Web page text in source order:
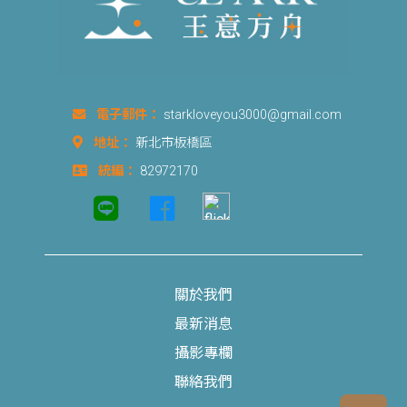
電子郵件： starkloveyou3000@gmail.com
地址： 新北市板橋區
統編： 82972170
關於我們
最新消息
攝影專欄
聯絡我們